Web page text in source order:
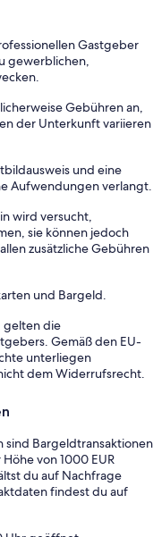
Gastgeber
gewerblichen,
Gebühren an,
der Unterkunft variieren
und eine
Aufwendungen verlangt.
wird versucht,
sie können jedoch
zusätzliche Gebühren
und Bargeld.
gelten die
Gemäß den EU-
unterliegen
dem Widerrufsrecht.
Bargeldtransaktionen
von 1000 EUR
du auf Nachfrage
findest du auf